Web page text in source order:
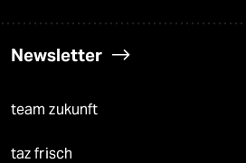
Newsletter
team zukunft
taz frisch